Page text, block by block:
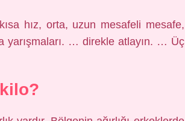
hız, orta, uzun mesafeli mesafe,
yarışmaları. … direkle atlayın. … Üç